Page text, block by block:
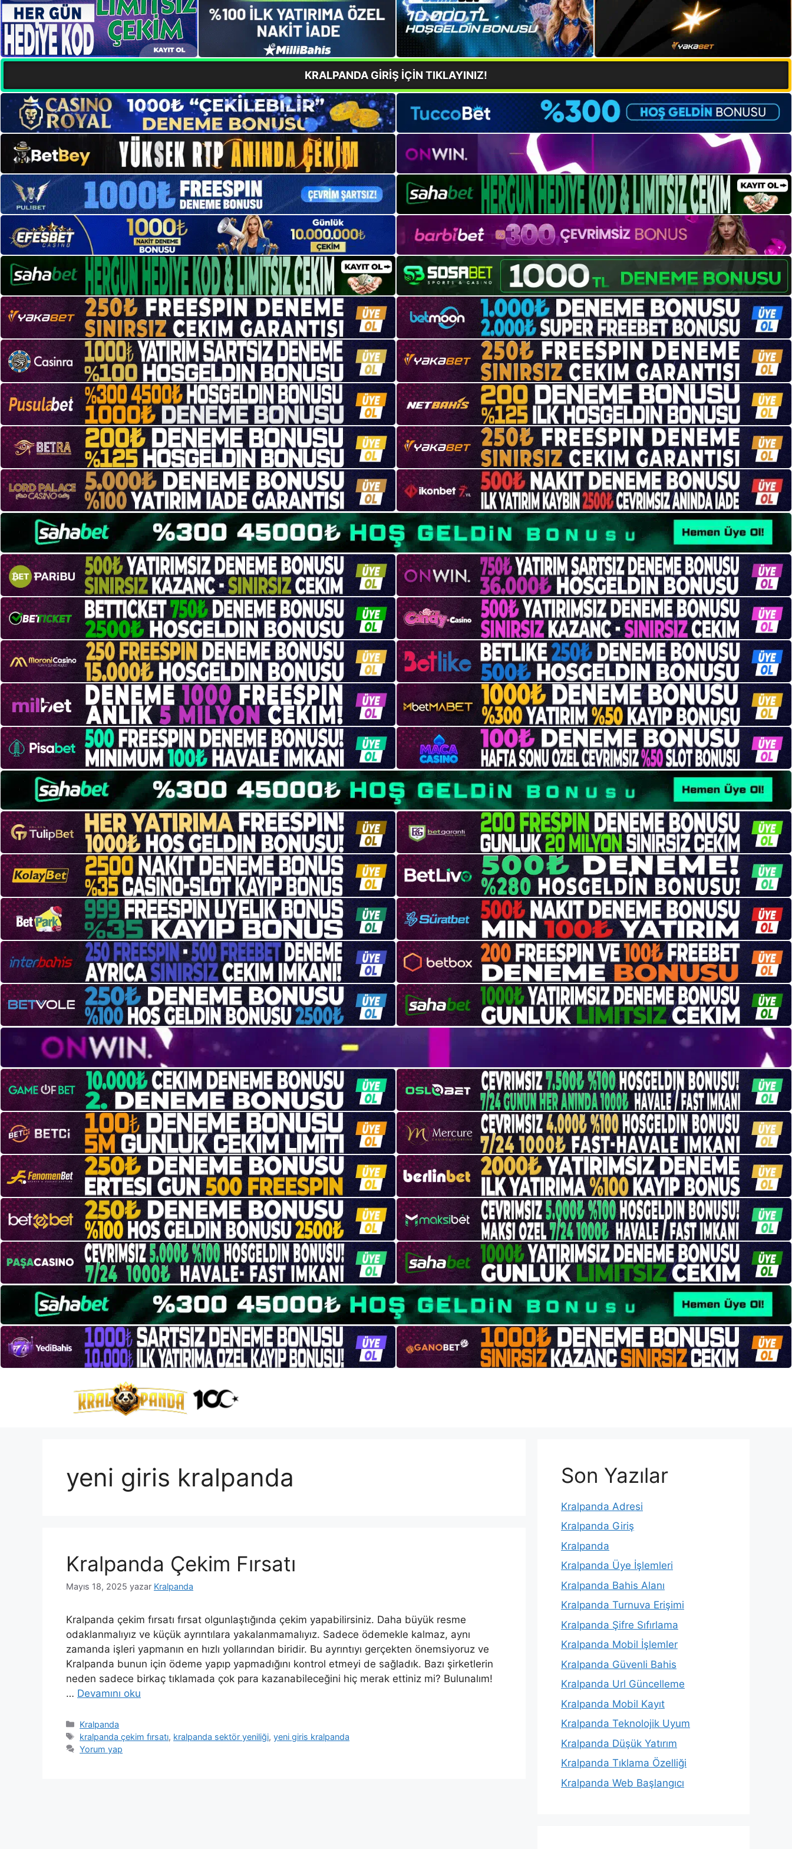
KRALPANDA GİRİŞ İÇİN TIKLAYINIZ!
yeni giris kralpanda
Kralpanda Çekim Fırsatı
Mayıs 18, 2025 yazar Kralpanda
Kralpanda çekim fırsatı fırsat olgunlaştığında çekim yapabilirsiniz. Daha büyük resme
odaklanmalıyız ve küçük ayrıntılara yakalanmamalıyız. Sadece ödemekle kalmaz, aynı
zamanda işleri yapmanın en hızlı yollarından biridir. Bu ayrıntıyı gerçekten önemsiyoruz ve
Kralpanda bunun için ödeme yapıp yapmadığını kontrol etmeyi de sağladık. Bazı şirketlerin
neden sadece birkaç tıklamada çok para kazanabileceğini hiç merak ettiniz mi? Bulunalım!
… Devamını oku
Kategoriler
Kralpanda
Etiketler
kralpanda çekim fırsatı, kralpanda sektör yeniliği,yeni giris kralpanda
Yorum yap
Son Yazılar
Kralpanda Adresi
Kralpanda Giriş
Kralpanda
Kralpanda Üye İşlemleri
Kralpanda Bahis Alanı
Kralpanda Turnuva Erişimi
Kralpanda Şifre Sıfırlama
Kralpanda Mobil İşlemler
Kralpanda Güvenli Bahis
Kralpanda Url Güncelleme
Kralpanda Mobil Kayıt
Kralpanda Teknolojik Uyum
Kralpanda Düşük Yatırım
Kralpanda Tıklama Özelliği
Kralpanda Web Başlangıcı